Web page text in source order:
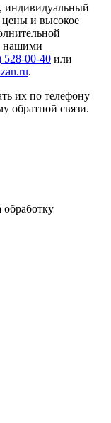
индивидуальный
и высокое
нашими
528-00-40 или
.
их по телефону
обратной связи.
обработку